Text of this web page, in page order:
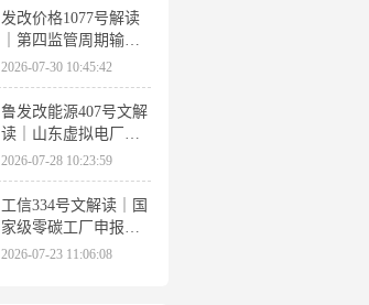
梳理
发改价格1077号解读
｜第四监管周期输配
电价落地 电量电价下
调容量电价上调
2026-07-30 10:45:42
鲁发改能源407号文解
读｜山东虚拟电厂管
理办法全文 分布式光
伏打包入市规则详解
2026-07-28 10:23:59
工信334号文解读｜国
家级零碳工厂申报条
件、三大硬性指标、
2026-07-23 11:06:08